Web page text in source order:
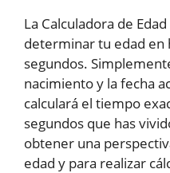
La Calculadora de
determinar tu edad en
segundos.
nacimiento y la fecha
calculará el tiempo
segundos que has
obtener una
edad y para realizar